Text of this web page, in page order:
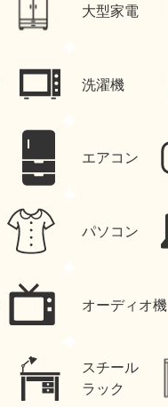
大型家電
洗濯機
エアコン
パソコン
オーディオ機
スチール
ラック